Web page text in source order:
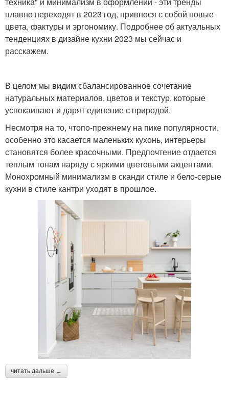
плавно переходят в 2023 год, привнося с собой новые
цвета, фактуры и эргономику. Подробнее об актуальных
тенденциях в дизайне кухни 2023 мы сейчас и
расскажем.
В целом мы видим сбалансированное сочетание
натуральных материалов, цветов и текстур, которые
успокаивают и дарят единение с природой.
Несмотря на то, чтопо-прежнему на пике популярности,
особенно это касается маленьких кухонь, интерьеры
становятся более красочными. Предпочтение отдается
теплым тонам наряду с яркими цветовыми акцентами.
Монохромный минимализм в сканди стиле и бело-серые
кухни в стиле кантри уходят в прошлое.
читать дальше →